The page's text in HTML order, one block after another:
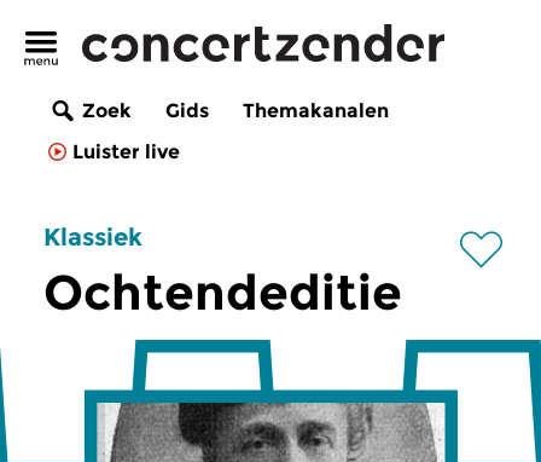
Zoek Gids
Themakanalen
Luister live
Klassiek
Ochtendeditie